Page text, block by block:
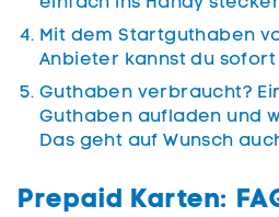
Mit dem Startguthaben
Anbieter kannst du
Guthaben verbraucht?
Guthaben aufladen und
Das geht auf Wunsch
Prepaid Karten: